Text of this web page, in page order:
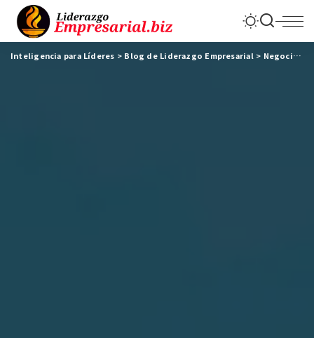
Inteligencia para Líderes > Blog de Liderazgo Empresarial > Negocios & Empresas